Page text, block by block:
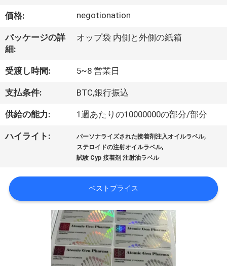
に
つ
い
て
工
場
行
価格: negotionation
パッケージの詳
細:
オップ袋 内側と外側の紙箱
受渡し時間: 5~8 営業日
支払条件: BTC,銀行振込
供給の能力: 1週あたりの10000000の部分/部分
ハイライト: パーソナライズされた接着剤注入オイルラベル,
ステロイドの注射オイルラベル,
試験 Cyp 接着剤 注射油ラベル
ベストプライス